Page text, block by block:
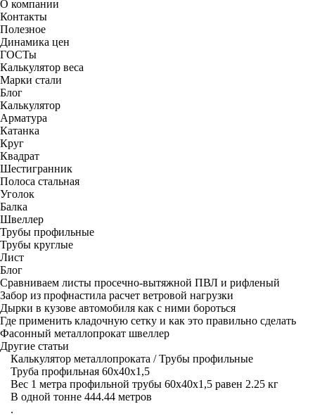
О компании
Контакты
Полезное
Динамика цен
ГОСТы
Калькулятор веса
Марки стали
Блог
Калькулятор
Арматура
Катанка
Круг
Квадрат
Шестигранник
Полоса стальная
Уголок
Балка
Швеллер
Трубы профильные
Трубы круглые
Лист
Блог
Сравниваем листы просечно-вытяжной ПВЛ и рифленый
Забор из профнастила расчет ветровой нагрузки
Дырки в кузове автомобиля как с ними бороться
Где применить кладочную сетку и как это правильно сделать
Фасонный металлопрокат швеллер
Другие статьи
Калькулятор металлопроката /Трубы профильные
Труба профильная 60x40х1,5
Вес 1 метра профильной трубы 60x40х1,5 равен 2.25 кг
В одной тонне 444.44 метров
.